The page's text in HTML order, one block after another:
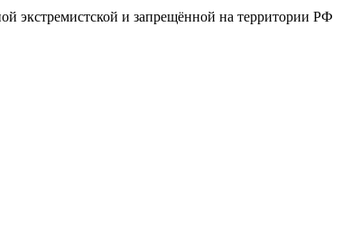
экстремистской и запрещённой на территории РФ